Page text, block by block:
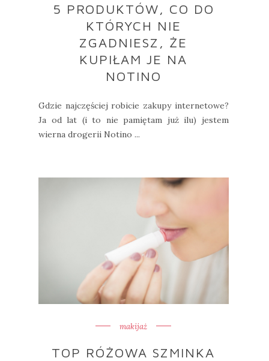
5 PRODUKTÓW, CO DO
KTÓRYCH NIE
ZGADNIESZ, ŻE
KUPIŁAM JE NA
NOTINO
Gdzie najczęściej robicie zakupy internetowe?
Ja od lat (i to nie pamiętam już ilu) jestem
wierna drogerii Notino ...
makijaż
TOP RÓŻOWA SZMINKA